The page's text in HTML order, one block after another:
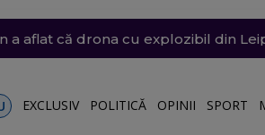
a barjelor pe Dunăre s-a
Bulgaria, lângă România, a fost
a aflat că drona cu explozibil din
SUA, să oprească atacurile
vijelii. Trei Coduri galbene,
EXCLUSIV POLITICĂ OPINII SPORT